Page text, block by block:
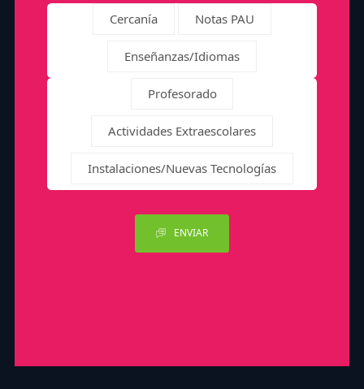
Cercanía Notas PAU
Enseñanzas/Idiomas
Profesorado
Actividades Extraescolares
Instalaciones/Nuevas Tecnologías
ENVIAR